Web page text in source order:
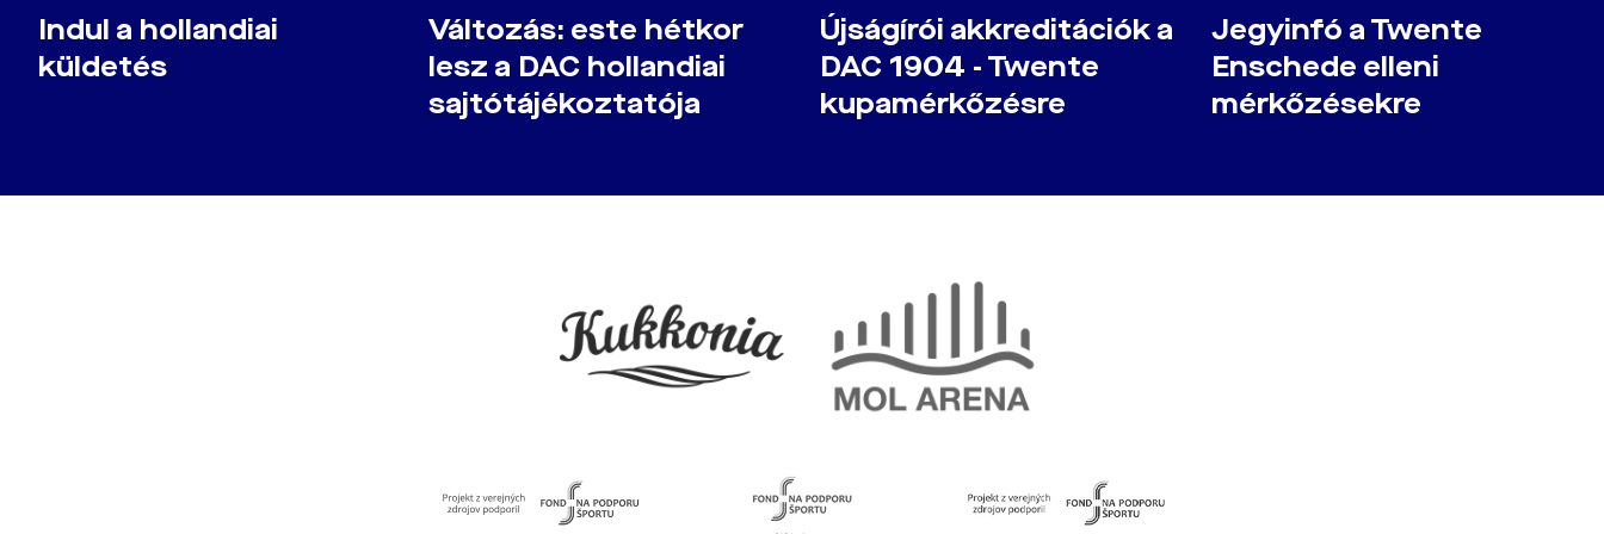
Indul a hollandiai
küldetés
Változás: este hétkor
lesz a DAC hollandiai
sajtótájékoztatója
Újságírói akkreditációk a
DAC 1904 - Twente
kupamérkőzésre
Jegyinfó a Twente
Enschede elleni
mérkőzésekre